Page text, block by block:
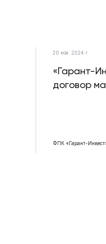
20 ноя. 2024 г.
«Гарант-
договор
ФПК «Гарант-